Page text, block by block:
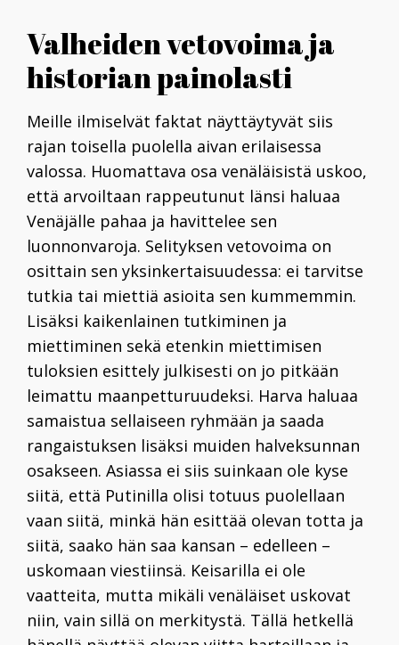
Valheiden vetovoima ja
historian painolasti
Meille ilmiselvät faktat näyttäytyvät siis
rajan toisella puolella aivan erilaisessa
valossa. Huomattava osa venäläisistä uskoo,
että arvoiltaan rappeutunut länsi haluaa
Venäjälle pahaa ja havittelee sen
luonnonvaroja. Selityksen vetovoima on
osittain sen yksinkertaisuudessa: ei tarvitse
tutkia tai miettiä asioita sen kummemmin.
Lisäksi kaikenlainen tutkiminen ja
miettiminen sekä etenkin miettimisen
tuloksien esittely julkisesti on jo pitkään
leimattu maanpetturuudeksi. Harva haluaa
samaistua sellaiseen ryhmään ja saada
rangaistuksen lisäksi muiden halveksunnan
osakseen. Asiassa ei siis suinkaan ole kyse
siitä, että Putinilla olisi totuus puolellaan
vaan siitä, minkä hän esittää olevan totta ja
siitä, saako hän saa kansan – edelleen –
uskomaan viestiinsä. Keisarilla ei ole
vaatteita, mutta mikäli venäläiset uskovat
niin, vain sillä on merkitystä. Tällä hetkellä